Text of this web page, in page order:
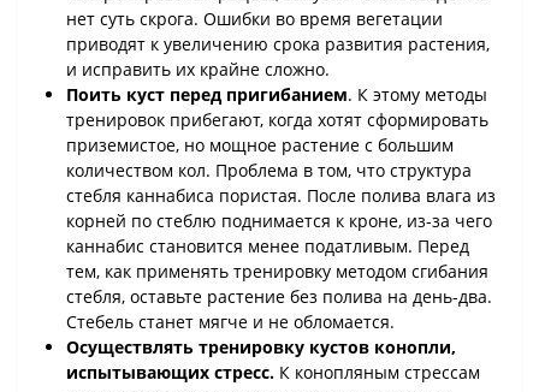
нет суть скрога. Ошибки во время вегетации
приводят к увеличению срока развития растения,
и исправить их крайне сложно.
Поить куст перед пригибанием. К этому методы
тренировок прибегают, когда хотят сформировать
приземистое, но мощное растение с большим
количеством кол. Проблема в том, что структура
стебля каннабиса пористая. После полива влага из
корней по стеблю поднимается к кроне, из-за чего
каннабис становится менее податливым. Перед
тем, как применять тренировку методом сгибания
стебля, оставьте растение без полива на день-два.
Стебель станет мягче и не обломается.
Осуществлять тренировку кустов конопли,
испытывающих стресс. К конопляным стрессам